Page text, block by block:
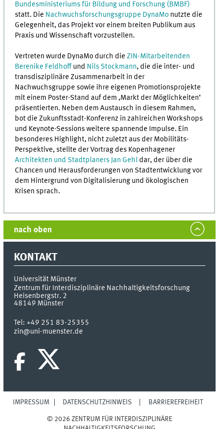
Bundesministeriums für Bildung und Forschung (BMBF)
statt. Die Nachwuchsforschungsgruppe DynaMo nutzte die
Gelegenheit, das Projekt vor einem breiten Publikum aus
Praxis und Wissenschaft vorzustellen.
Vertreten wurde DynaMo durch dieZIN-Mitarbeitenden
Berenike Feldhoff und Nils Stockmann, die die inter- und
transdisziplinäre Zusammenarbeit in der
Nachwuchsgruppe sowie ihre eigenen Promotionsprojekte
mit einem Poster-Stand auf dem ‚Markt der Möglichkeiten‘
präsentierten. Neben dem Austausch in diesem Rahmen,
bot die Zukunftsstadt-Konferenz in zahlreichen Workshops
und Keynote-Sessions weitere spannende Impulse. Ein
besonderes Highlight, nicht zuletzt aus der Mobilitäts-
Perspektive, stellte der Vortrag des Kopenhagener
Architekten und Stadtplaners Jan Gehl dar, der über die
Chancen und Herausforderungen von Stadtentwicklung vor
dem Hintergrund von Digitalisierung und ökologischen
Krisen sprach.
nach oben
KONTAKT
Universität Münster
Zentrum für Interdisziplinäre Nachhaltigkeitsforschung
Heisenbergstr. 2
48149 Münster
Tel:+49 251 83-25355
zin@uni-muenster.de
IMPRESSUM DATENSCHUTZHINWEIS BARRIEREFREIHEIT
© 2026 ZENTRUM FÜR INTERDISZIPLINÄRE